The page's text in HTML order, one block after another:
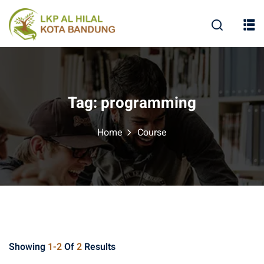
Tag:programming
Home Course
Showing 1-2Of2 Results